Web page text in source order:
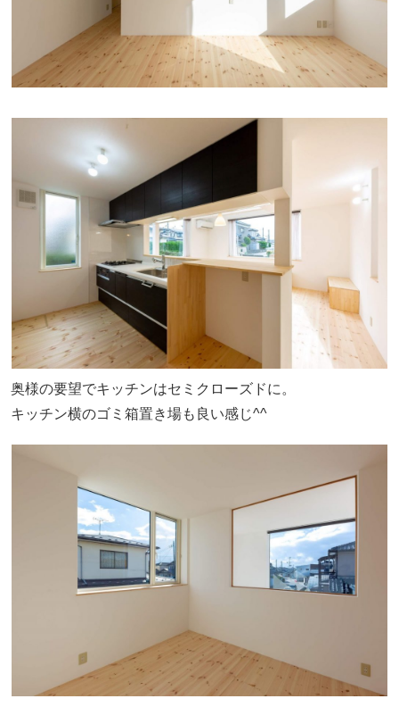
奥様の要望でキッチンはセミクローズドに。
キッチン横のゴミ箱置き場も良い感じ^^